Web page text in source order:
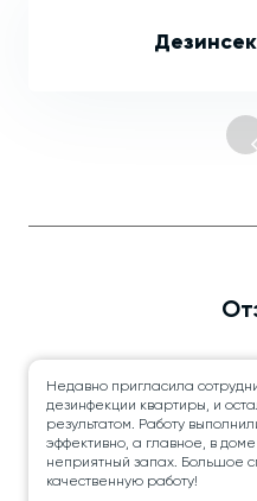
Недавно пригласила
дезинфекции квартиры, и
результатом. Работу
эффективно, а главное, в
неприятный запах. Большое
качественную работу!